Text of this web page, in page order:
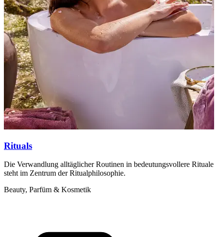
Rituals
Die Verwandlung alltäglicher Routinen in bedeutungsvollere Rituale
steht im Zentrum der Ritualphilosophie.
Beauty, Parfüm & Kosmetik